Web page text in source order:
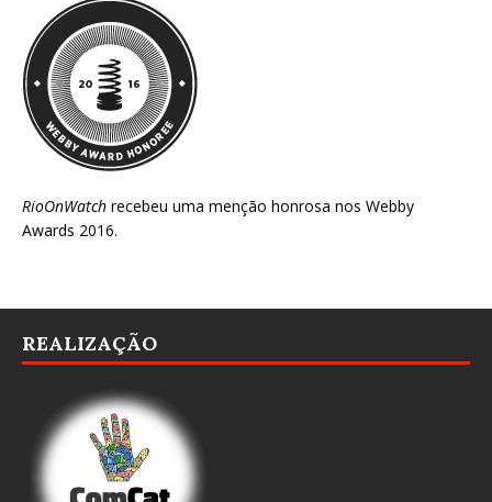
RioOnWatch recebeu uma menção honrosa nos Webby
Awards 2016.
REALIZAÇÃO